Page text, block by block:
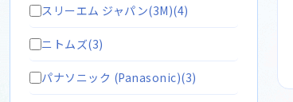
スリーエム ジャパン(3M)(4)
ニトムズ(3)
パナソニック (Panasonic)(3)